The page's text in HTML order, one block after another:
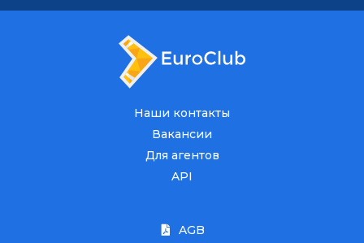
Наши контакты
Вакансии
Для агентов
API
AGB